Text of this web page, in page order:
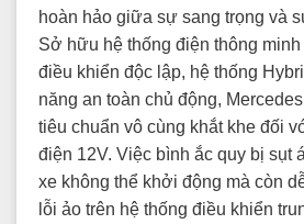
hoàn hảo giữa sự sang trọng và
Sở hữu hệ thống điện thông
điều khiển độc lập, hệ thống
năng an toàn chủ động,
tiêu chuẩn vô cùng khắt khe đối
điện 12V. Việc bình ắc quy bị sụt
xe không thể khởi động mà còn
lỗi ảo trên hệ thống điều khiển